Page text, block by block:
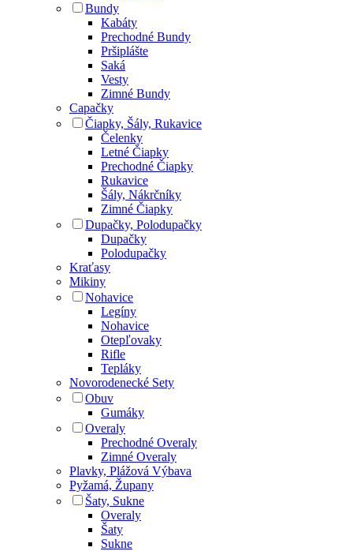
Bundy
Kabáty
Prechodné Bundy
Pršiplášte
Saká
Vesty
Zimné Bundy
Capačky
Čiapky, Šály, Rukavice
Čelenky
Letné Čiapky
Prechodné Čiapky
Rukavice
Šály, Nákrčníky
Zimné Čiapky
Dupačky, Polodupačky
Dupačky
Polodupačky
Kraťasy
Mikiny
Nohavice
Legíny
Nohavice
Otepľovaky
Rifle
Tepláky
Novorodenecké Sety
Obuv
Gumáky
Overaly
Prechodné Overaly
Zimné Overaly
Plavky, Plážová Výbava
Pyžamá, Župany
Šaty, Sukne
Overaly
Šaty
Sukne